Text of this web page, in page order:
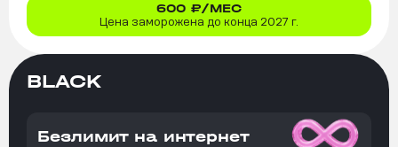
600 ₽/МЕС
Цена заморожена до конца 2027 г.
BLACK
Безлимит на интернет